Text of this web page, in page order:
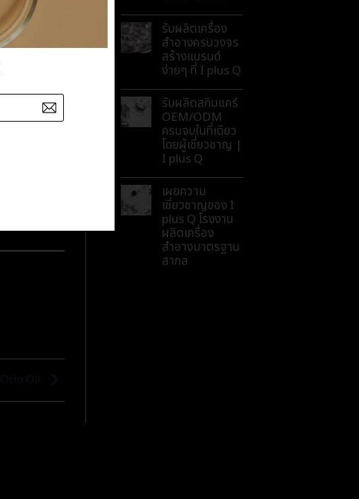
รับผลิตเครื่อง
สำอางครบวงจร
สร้างแบรนด์
ง่ายๆ ที่ I plus Q
รับผลิตสกินแคร์
OEM/ODM
ครบจบในที่เดียว
โดยผู้เชี่ยวชาญ |
I plus Q
เผยความ
เชี่ยวชาญของ I
plus Q โรงงาน
ผลิตเครื่อง
สำอางมาตรฐาน
สากล